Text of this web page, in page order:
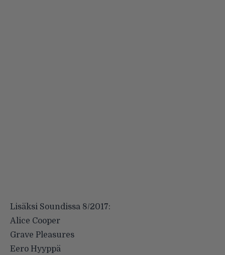
Lisäksi Soundissa 8/2017:
Alice Cooper
Grave Pleasures
Eero Hyyppä